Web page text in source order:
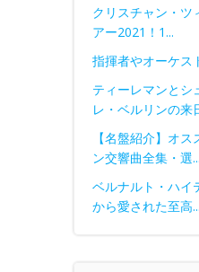
クリスチャン・ツ
アー2021！1...
指揮者やオーケス
ティーレマンとシ
レ・ベルリンの来
【名盤紹介】オ
ン交響曲全集・選...
ベルナルト・ハイ
から愛された至高...